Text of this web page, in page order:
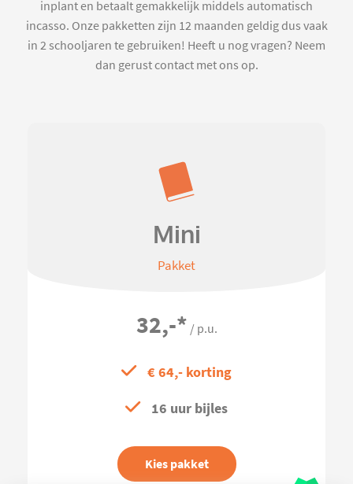
inplant en betaalt gemakkelijk middels automatisch
incasso. Onze pakketten zijn 12 maanden geldig dus vaak
in 2 schooljaren te gebruiken! Heeft u nog vragen? Neem
dan gerust contact met ons op.
Mini
Pakket
32,-* / p.u.
€ 64,- korting
16 uur bijles
Kies pakket